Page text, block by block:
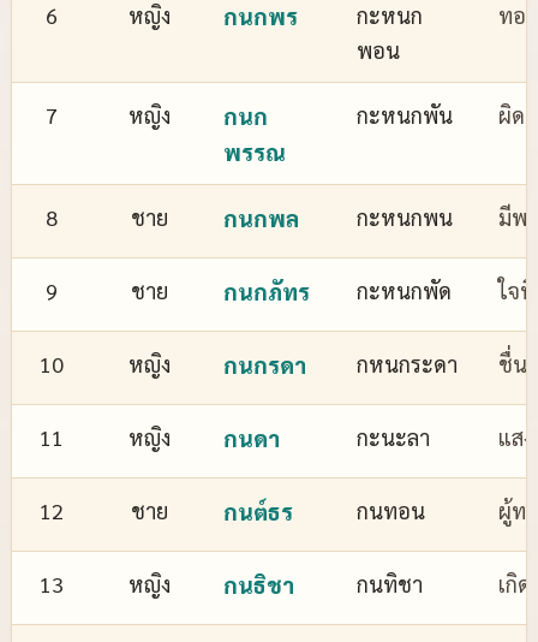
6 หญิง กนกพร
กะหนก
พอน
ทอ
7 หญิง
กนก
พรรณ
กะหนกพัน ผิด
8 ชาย กนกพล กะหนกพน มีพ
9 ชาย กนกภัทร กะหนกพัด ใจ
10 หญิง กนกรดา กหนกระดา ชื่น
11 หญิง กนดา กะนะลา แสง
12 ชาย กนต์ธร กนทอน ผู้ท
13 หญิง กนธิชา กนทิชา เกิด